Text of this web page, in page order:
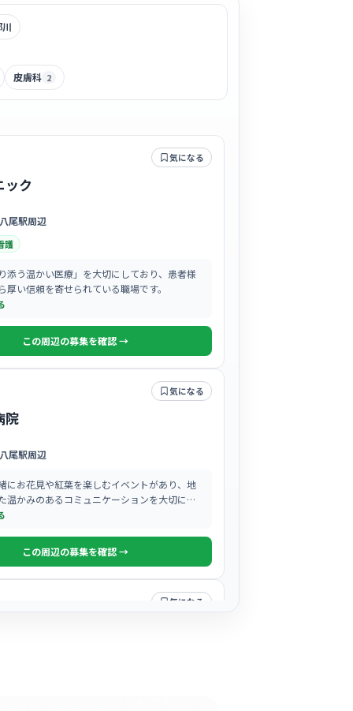
皮膚科 2
気になる
ック
尾駅周辺
護
添う温かい医療」を大切にしており、患者様
厚い信頼を寄せられている職場です。
この周辺の募集を確認 →
気になる
院
尾駅周辺
にお花見や紅葉を楽しむイベントがあり、地
温かみのあるコミュニケーションを大切にし
この周辺の募集を確認 →
気になる
療」を掲げているため、スタッフ同士の連携